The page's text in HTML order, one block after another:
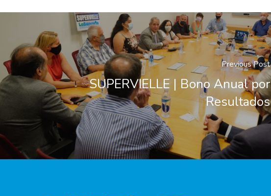
Previous Post
SUPERVIELLE | Bono Anual por
Resultados